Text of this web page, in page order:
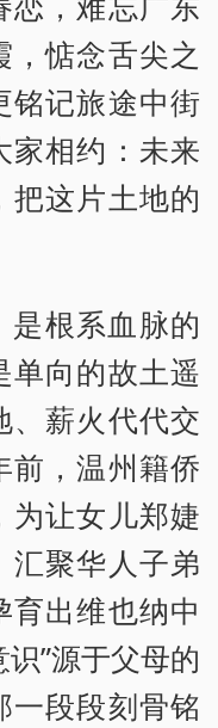
惦念舌尖之
铭记旅途中街
家相约：未来
把这片土地的
根系血脉的
单向的故土遥
、薪火代代交
前，温州籍侨
为让女儿郑婕
汇聚华人子弟
出维也纳中
”源于父母的
一段段刻骨铭